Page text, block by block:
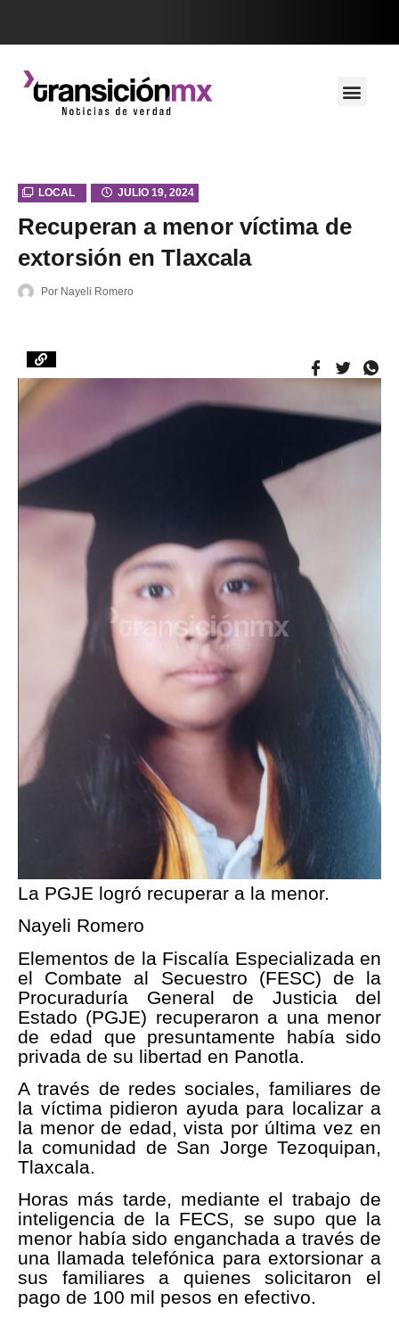
LOCAL JULIO 19, 2024
Recuperan a menor víctima de
extorsión en Tlaxcala
Por Nayeli Romero
La PGJE logró recuperar a la menor.
Nayeli Romero
Elementos de la Fiscalía Especializada en
el Combate al Secuestro (FESC) de la
Procuraduría General de Justicia del
Estado (PGJE) recuperaron a una menor
de edad que presuntamente había sido
privada de su libertad en Panotla.
A través de redes sociales, familiares de
la víctima pidieron ayuda para localizar a
la menor de edad, vista por última vez en
la comunidad de San Jorge Tezoquipan,
Tlaxcala.
Horas más tarde, mediante el trabajo de
inteligencia de la FECS, se supo que la
menor había sido enganchada a través de
una llamada telefónica para extorsionar a
sus familiares a quienes solicitaron el
pago de 100 mil pesos en efectivo.